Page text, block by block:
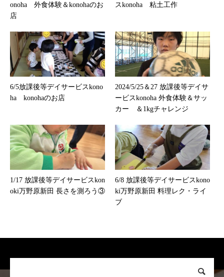
onoha 外食体験＆konohaのお
店
スkonoha 粘土工作
6/5放課後等デイサービスkono
ha konohaのお店
2024/5/25＆27 放課後等デイサ
ービスkonoha 外食体験＆サッ
カー ＆1kgチャレンジ
1/17 放課後等デイサービスkon
oki万野原新田 長さを測ろう③
6/8 放課後等デイサービスkono
ki万野原新田 料理レク・ライ
ブ